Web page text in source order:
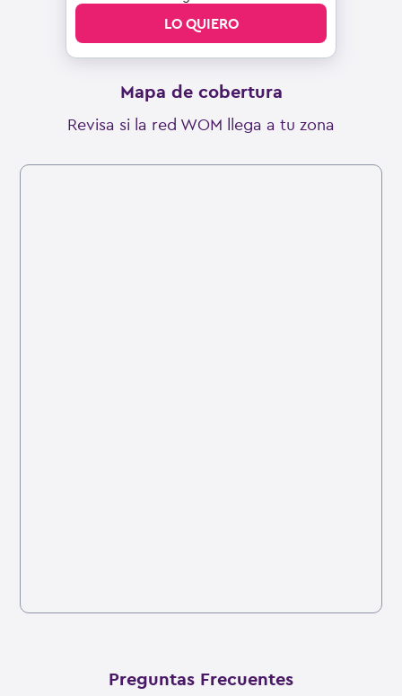
LO QUIERO
Mapa de cobertura
Revisa si la red WOM llega a tu zona
Preguntas Frecuentes